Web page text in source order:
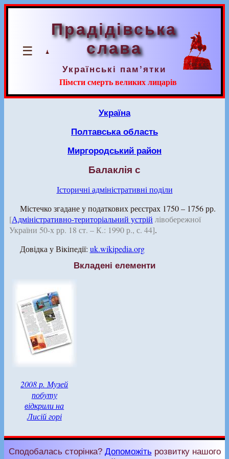
☰
Прадідівська
слава
Українські пам’ятки
Пімсти смерть великих лицарів
Україна
Полтавська область
Миргородський район
Балаклія с
Історичні адміністративні поділи
Містечко згадане у податкових реєстрах 1750 – 1756 рр.
[Адміністративно-територіальний устрій лівобережної
України 50-х рр. 18 ст. – К.: 1990 р., с. 44].
Довідка у Вікіпедії: uk.wikipedia.org
Вкладені елементи
2008 р. Музей
побуту
відкрили на
Лисій горі
Сподобалась сторінка? Допоможітьрозвитку нашого